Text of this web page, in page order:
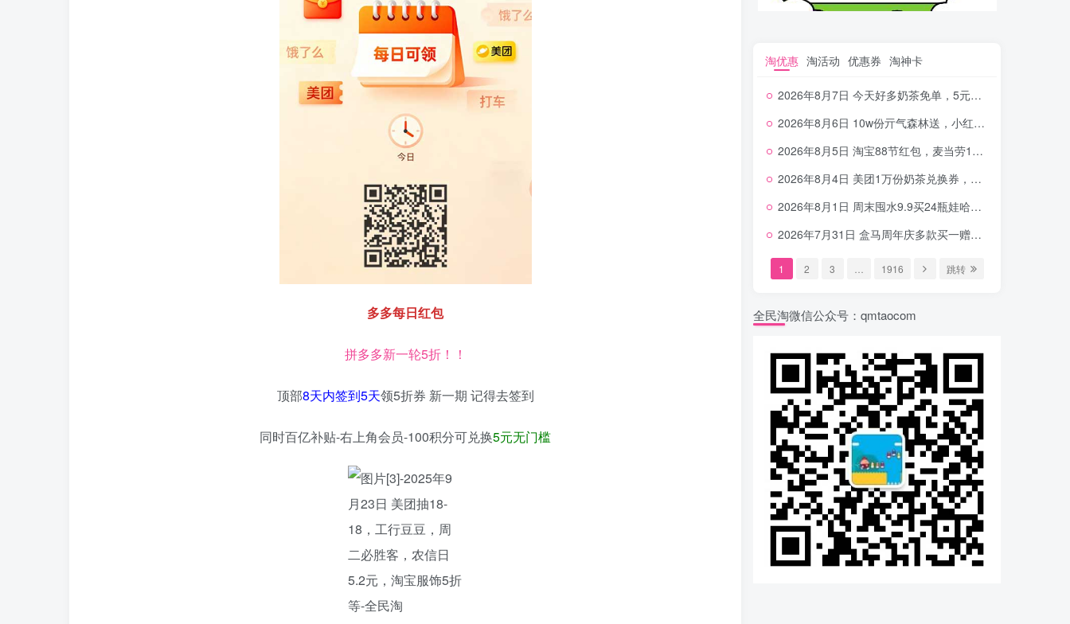
多多每日红包
拼多多新一轮5折！！
顶部8天内签到5天领5折券 新一期 记得去签到
同时百亿补贴-右上角会员-100积分可兑换5元无门槛
淘优惠 淘活动 优惠券 淘神卡
2026年8月7日 今天好多奶茶免单，5元农行省钱卡，京东抢0.01沪上，邮储5.88元等
2026年8月6日 10w份亓气森林送，小红书12元无门槛，中行电费30-10，0元柠檬水+0撸汉堡等
2026年8月5日 淘宝88节红包，麦当劳150万份柠檬水，三万份瑞幸免单，霸王9万份0.01券等
2026年8月4日 美团1万份奶茶兑换券，农行5E卡，中行支付超给利，美团领18个冰激凌，小米每天领2-6元等等
2026年8月1日 周末囤水9.9买24瓶娃哈哈，建行100元京东券，移动5元话费，麦当劳甜筒，交行立减金等
2026年7月31日 盒马周年庆多款买一赠一，饿了么拆红包，建行30立减金，农行领10元刷卡金等
1 2 3 1916 跳转
全民淘微信公众号：qmtaocom